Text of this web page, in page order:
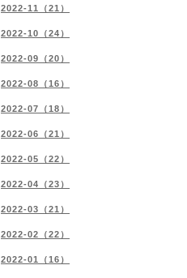
2022-11（21）
2022-10（24）
2022-09（20）
2022-08（16）
2022-07（18）
2022-06（21）
2022-05（22）
2022-04（23）
2022-03（21）
2022-02（22）
2022-01（16）